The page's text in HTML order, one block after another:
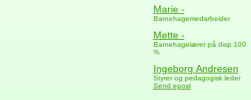
Marie -
Barnehagemedarbeider
Mette -
Barnehagelærer på disp 100
%
Ingeborg Andresen
Styrer og pedagogisk leder
Send epost